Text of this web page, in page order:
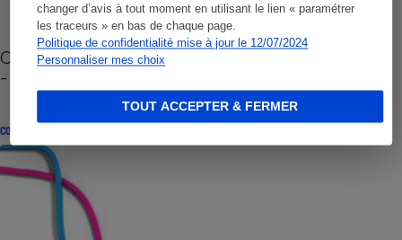
changer d’avis à tout moment en utilisant le lien « paramétrer
les traceurs » en bas de chaque page.
Politique de confidentialité mise à jour le 12/07/2024
Personnaliser mes choix
TOUT ACCEPTER & FERMER
Cafetière à capsules zéro déchet CoffeeB (vidéo)
- Premières impressions
CONSEILS